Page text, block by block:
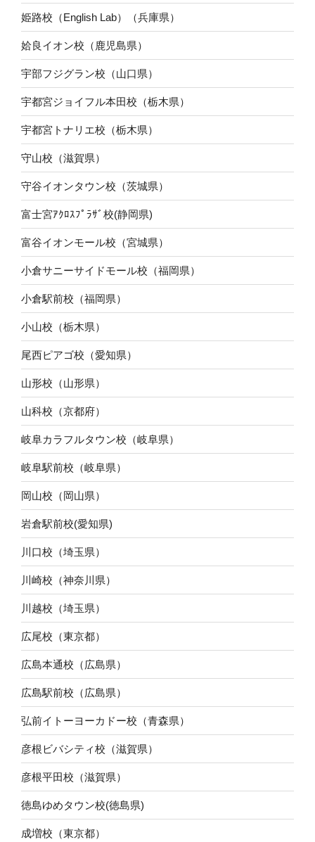
姫路校（English Lab）（兵庫県）
姶良イオン校（鹿児島県）
宇部フジグラン校（山口県）
宇都宮ジョイフル本田校（栃木県）
宇都宮トナリエ校（栃木県）
守山校（滋賀県）
守谷イオンタウン校（茨城県）
富士宮ｱｸﾛｽﾌﾟﾗｻﾞ校(静岡県)
富谷イオンモール校（宮城県）
小倉サニーサイドモール校（福岡県）
小倉駅前校（福岡県）
小山校（栃木県）
尾西ピアゴ校（愛知県）
山形校（山形県）
山科校（京都府）
岐阜カラフルタウン校（岐阜県）
岐阜駅前校（岐阜県）
岡山校（岡山県）
岩倉駅前校(愛知県)
川口校（埼玉県）
川崎校（神奈川県）
川越校（埼玉県）
広尾校（東京都）
広島本通校（広島県）
広島駅前校（広島県）
弘前イトーヨーカドー校（青森県）
彦根ビバシティ校（滋賀県）
彦根平田校（滋賀県）
徳島ゆめタウン校(徳島県)
成増校（東京都）